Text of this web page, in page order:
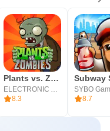
Plants vs. Zombies™
8.3
SYBO
8.7